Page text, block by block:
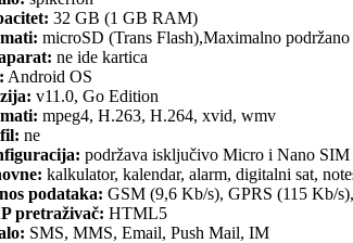
32 GB (1 GB RAM)
microSD (Trans Flash),Maximalno
ne ide kartica
Android OS
v11.0, Go Edition
mpeg4, H.263, H.264, xvid, wmv
ne
podržava isključivo Micro i Nano SIM
kalkulator, kalendar, alarm, digitalni sat,
podataka: GSM (9,6 Kb/s), GPRS (115 Kb/
pretraživač: HTML5
SMS, MMS, Email, Push Mail, IM